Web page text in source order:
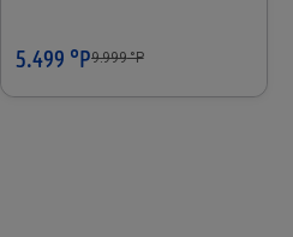
In den Warenkorb
5.499 °P9.999°P